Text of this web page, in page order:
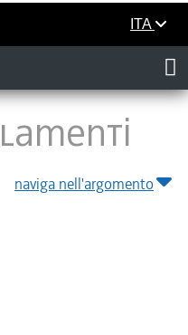
ITA
naviga nell'argomento